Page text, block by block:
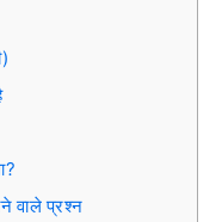
वाले प्रश्न